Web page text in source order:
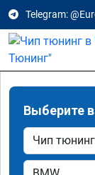
Telegram:
Выберите